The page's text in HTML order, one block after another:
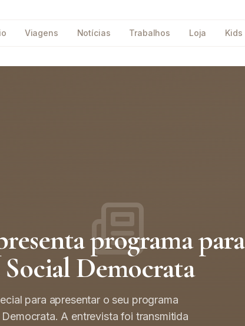
Viagens Notícias Trabalhos Loja Kids
programa para
Democrata
para apresentar o seu programa
A entrevista foi transmitida